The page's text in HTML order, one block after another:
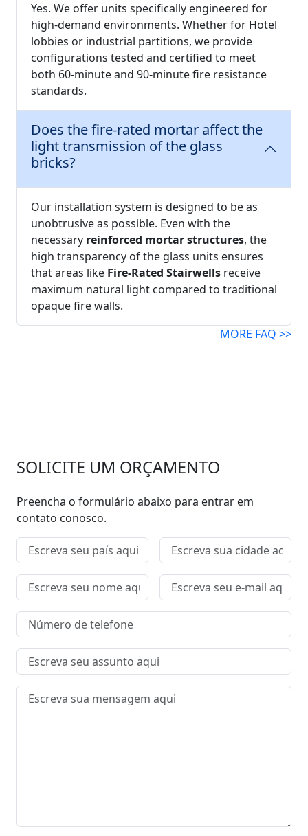
Yes. We offer units specifically engineered for
high-demand environments. Whether for Hotel
lobbies or industrial partitions, we provide
configurations tested and certified to meet
both 60-minute and 90-minute fire resistance
standards.
Does the fire-rated mortar affect the
light transmission of the glass
bricks?
Our installation system is designed to be as
unobtrusive as possible. Even with the
necessary reinforced mortar structures, the
high transparency of the glass units ensures
that areas like Fire-Rated Stairwells receive
maximum natural light compared to traditional
opaque fire walls.
MORE FAQ >>
SOLICITE UM ORÇAMENTO
Preencha o formulário abaixo para entrar em
contato conosco.